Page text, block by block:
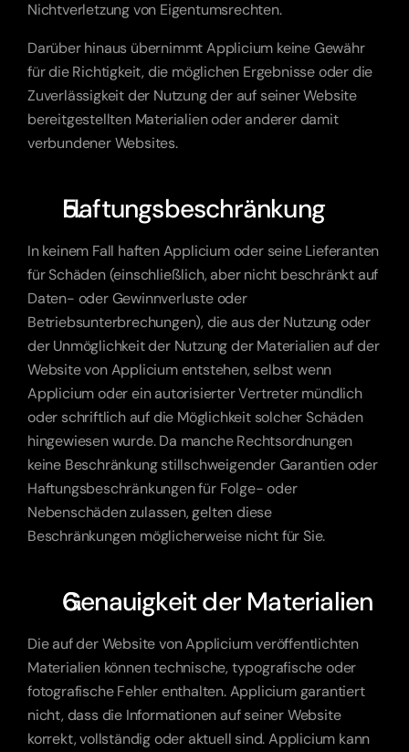
Nichtverletzung von Eigentumsrechten.
Darüber hinaus übernimmt Applicium keine Gewähr
für die Richtigkeit, die möglichen Ergebnisse oder die
Zuverlässigkeit der Nutzung der auf seiner Website
bereitgestellten Materialien oder anderer damit
verbundener Websites.
Haftungsbeschränkung
In keinem Fall haften Applicium oder seine Lieferanten
für Schäden (einschließlich, aber nicht beschränkt auf
Daten- oder Gewinnverluste oder
Betriebsunterbrechungen), die aus der Nutzung oder
der Unmöglichkeit der Nutzung der Materialien auf der
Website von Applicium entstehen, selbst wenn
Applicium oder ein autorisierter Vertreter mündlich
oder schriftlich auf die Möglichkeit solcher Schäden
hingewiesen wurde. Da manche Rechtsordnungen
keine Beschränkung stillschweigender Garantien oder
Haftungsbeschränkungen für Folge- oder
Nebenschäden zulassen, gelten diese
Beschränkungen möglicherweise nicht für Sie.
Genauigkeit der Materialien
Die auf der Website von Applicium veröffentlichten
Materialien können technische, typografische oder
fotografische Fehler enthalten. Applicium garantiert
nicht, dass die Informationen auf seiner Website
korrekt, vollständig oder aktuell sind. Applicium kann